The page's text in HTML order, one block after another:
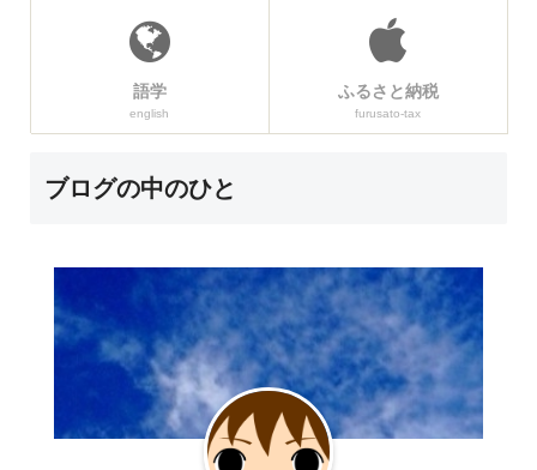
語学
english
ふるさと納税
furusato-tax
ブログの中のひと